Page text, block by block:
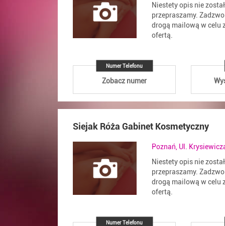
Niestety opis nie
przepraszamy.
drogą mailową w celu
ofertą.
Numer Telefonu
Zobacz numer
Siejak Róża Gabinet Kosmetyczny
Poznań, Ul.
Niestety opis nie
przepraszamy.
drogą mailową w celu
ofertą.
Numer Telefonu